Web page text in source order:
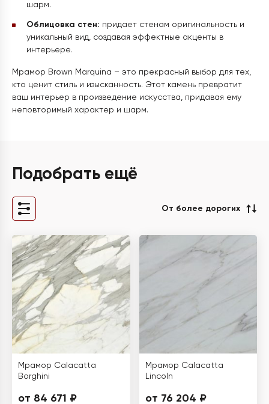
шарм.
Облицовка стен: придает стенам оригинальность и
уникальный вид, создавая эффектные акценты в
интерьере.
Мрамор Brown Marquina – это прекрасный выбор для тех,
кто ценит стиль и изысканность. Этот камень превратит
ваш интерьер в произведение искусства, придавая ему
неповторимый характер и шарм.
Подобрать ещё
От более дорогих
Мрамор Calacatta
Borghini
от 84 671 ₽
Мрамор Calacatta
Lincoln
от 76 204 ₽